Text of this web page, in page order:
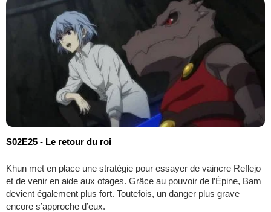
S02E25 - Le retour du roi
Khun met en place une stratégie pour essayer de vaincre Reflejo
et de venir en aide aux otages. Grâce au pouvoir de l’Épine, Bam
devient également plus fort. Toutefois, un danger plus grave
encore s’approche d’eux.